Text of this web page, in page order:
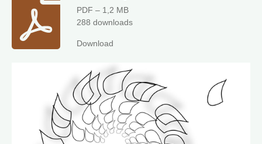
PDF – 1,2 MB
288 downloads
Download